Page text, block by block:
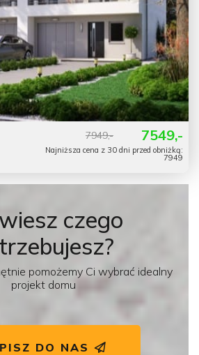
7549,-
7949,-
Najniższa cena z 30 dni przed obniżką:
7949
czego
pomożemy Ci wybrać idealny
projekt domu
DO NAS